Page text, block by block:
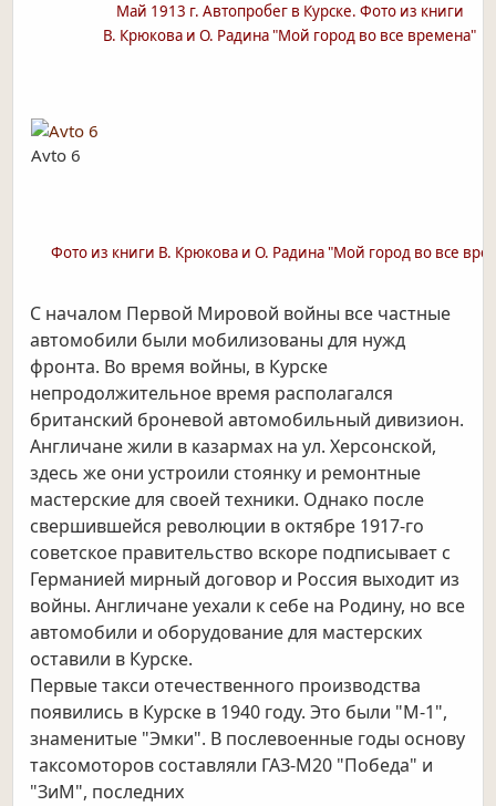
Май 1913 г. Автопробег в Курске. Фото из книги
В. Крюкова и О. Радина "Мой город во все времена"
Avto 6
Фото из книги В. Крюкова и О. Радина "Мой город во все
С началом Первой Мировой войны все частные
автомобили были мобилизованы для нужд
фронта. Во время войны, в Курске
непродолжительное время располагался
британский броневой автомобильный дивизион.
Англичане жили в казармах на ул. Херсонской,
здесь же они устроили стоянку и ремонтные
мастерские для своей техники. Однако после
свершившейся революции в октябре 1917-го
советское правительство вскоре подписывает с
Германией мирный договор и Россия выходит из
войны. Англичане уехали к себе на Родину, но все
автомобили и оборудование для мастерских
оставили в Курске.
Первые такси отечественного производства
появились в Курске в 1940 году. Это были "М-1",
знаменитые "Эмки". В послевоенные годы основу
таксомоторов составляли ГАЗ-М20 "Победа" и
"ЗиМ", последних